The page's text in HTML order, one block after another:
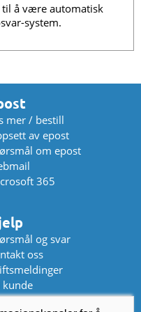
til å være automatisk
system.
mer / bestill
av epost
om epost
365
og svar
oss
kunde